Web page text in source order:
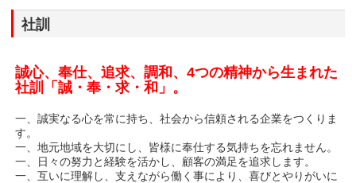
社訓
誠心、奉仕、追求、調和、4つの精神から生まれた
社訓「誠・奉・求・和」。
一、誠実なる心を常に持ち、社会から信頼される企業をつくりま
す。
一、地元地域を大切にし、皆様に奉仕する気持ちを忘れません。
一、日々の努力と経験を活かし、顧客の満足を追求します。
一、互いに理解し、支えながら働く事により、喜びとやりがいに